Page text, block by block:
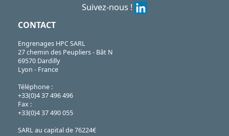
Suivez-nous !
CONTACT
Engrenages HPC SARL
27 chemin des Peupliers - Bât N
69570 Dardilly
Lyon - France
Téléphone :
+33(0)4 37 496 496
Fax :
+33(0)4 37 490 055
SARL au capital de 76224€